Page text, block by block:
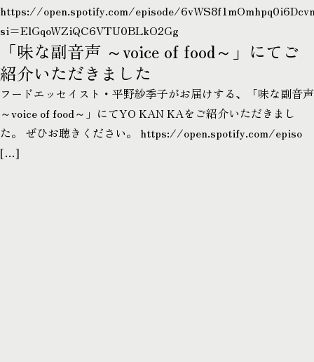
https://open.spotify.com/episode/
si=ElGqoWZiQC6VTU0BLkO2Gg
「味な副音声 ～voice of food～」にてご
紹介いただきました
フードエッセイスト・平野紗季子がお届けする、「味な副音声
～voice of food～」にてYO KAN KAをご紹介いただきまし
た。 ぜひお聴きください。 https://open.spotify.com/episo
[…]